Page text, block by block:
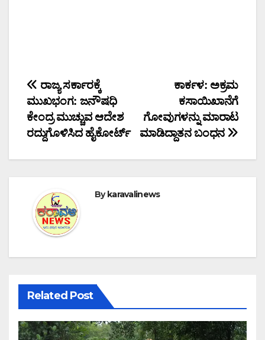
Post
navigation
ಕಾರ್ಕಳ: ಅಕ್ರಮ
ಕಸಾಯಿಖಾನೆಗೆ
ಗೋವುಗಳನ್ನು ಮಾರಾಟ
ಮಾಡಿದ್ದಾತನ ಬಂಧನ
ರಾಜ್ಯ ಸರ್ಕಾರಕ್ಕೆ
ಮುಖಭಂಗ: ಜನೌಷಧಿ
ಕೇಂದ್ರ ಮುಚ್ಚುವ ಆದೇಶ
ರದ್ದುಗೊಳಿಸಿದ ಹೈಕೋರ್ಟ್
Bykaravalinews
Related Post